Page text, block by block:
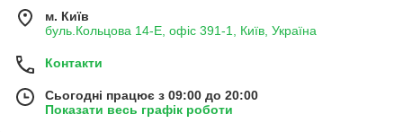
м. Київ
буль.Кольцова 14-Е, офіс 391-1, Київ, Україна
Контакти
Сьогодні працює з 09:00 до 20:00
Показати весь графік роботи